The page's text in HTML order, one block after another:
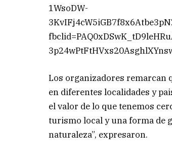
1WsoDW-
Los organizadores remarcan
en diferentes localidades y
el valor de lo que tenemos
turismo local y una forma de
naturaleza”, expresaron.